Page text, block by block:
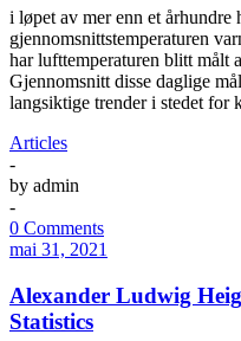
i løpet av mer enn et århundre
gjennomsnittstemperaturen
har lufttemperaturen blitt målt
Gjennomsnitt disse daglige
langsiktige trender i stedet for
Articles
-
by admin
-
0 Comments
mai 31, 2021
Alexander Ludwig
Statistics